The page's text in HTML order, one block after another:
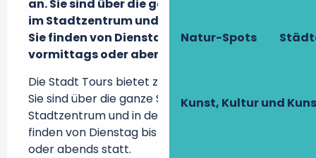
Natur-Spots
Kunst, Kultur und
an. Sie sind über die ganze Stadt verteilt,
im Stadtzentrum und in den Stadtvierteln.
Sie finden von Dienstag bis Sonntag
vormittags oder abends statt.
Die Stadt Tours bietet zahlreiche Märkte an.
Sie sind über die ganze Stadt verteilt, im
Stadtzentrum und in den Stadtvierteln. Sie
finden von Dienstag bis Sonntag vormittags
oder abends statt.